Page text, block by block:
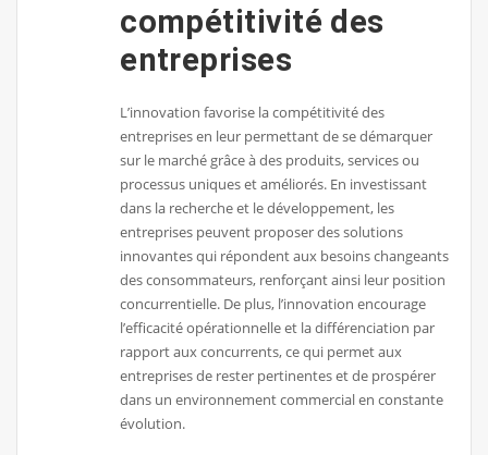
compétitivité des
entreprises
L’innovation favorise la compétitivité des
entreprises en leur permettant de se démarquer
sur le marché grâce à des produits, services ou
processus uniques et améliorés. En investissant
dans la recherche et le développement, les
entreprises peuvent proposer des solutions
innovantes qui répondent aux besoins changeants
des consommateurs, renforçant ainsi leur position
concurrentielle. De plus, l’innovation encourage
l’efficacité opérationnelle et la différenciation par
rapport aux concurrents, ce qui permet aux
entreprises de rester pertinentes et de prospérer
dans un environnement commercial en constante
évolution.